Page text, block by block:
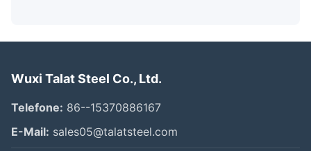
Wuxi Talat Steel Co., Ltd.
Telefone: 86--15370886167
E-Mail: sales05@talatsteel.com